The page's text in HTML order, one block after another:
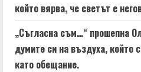
който вярва, че светът е
„Съгласна съм…“ прошепна
думите си на въздуха, който
като обещание.